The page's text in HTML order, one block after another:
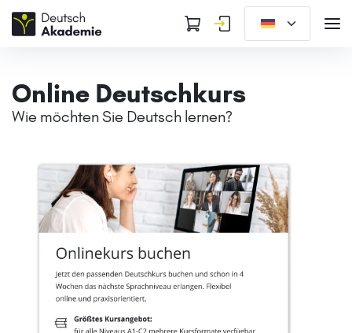
Online Deutschkurs
Wie möchten Sie Deutsch lernen?